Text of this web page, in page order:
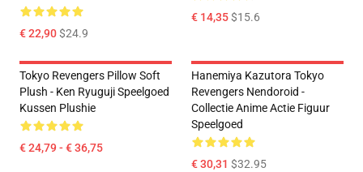
€ 22,90$24.9
€ 14,35$15.6
Tokyo Revengers Pillow Soft
Plush - Ken Ryuguji Speelgoed
Kussen Plushie
€ 24,79 - € 36,75
Hanemiya Kazutora Tokyo
Revengers Nendoroid -
Collectie Anime Actie Figuur
Speelgoed
€ 30,31 $32.95